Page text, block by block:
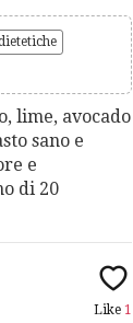
lime, avocado
sano e
e
di 20
Like 1